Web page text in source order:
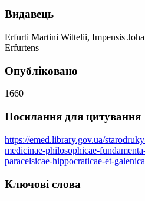
Видавець
Erfurti Martini Wittelii, Impensis
Erfurtens
Опубліковано
1660
Посилання для цитування
https://emed.library.gov.ua/
medicinae-philosophicae-
paracelsicae-hippocraticae-et-
Ключові слова